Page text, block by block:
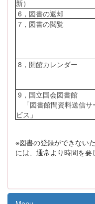
新）
6，図書の返却
7，図書の閲覧
8，開館カレンダー
9，国立国会図書館
「図書館間資料送信サ
ビス」
※図書の登録ができない
には、通常より時間を要